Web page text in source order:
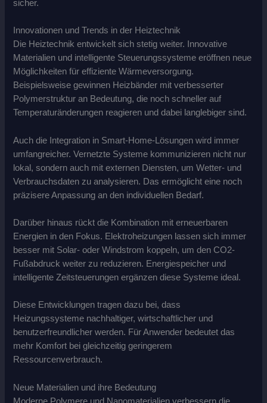
sicher.
Innovationen und Trends in der Heiztechnik
Die Heiztechnik entwickelt sich stetig weiter. Innovative
Materialien und intelligente Steuerungssysteme eröffnen neue
Möglichkeiten für effiziente Wärmeversorgung.
Beispielsweise gewinnen Heizbänder mit verbesserter
Polymerstruktur an Bedeutung, die noch schneller auf
Temperaturänderungen reagieren und dabei langlebiger sind.
Auch die Integration in Smart-Home-Lösungen wird immer
umfangreicher. Vernetzte Systeme kommunizieren nicht nur
lokal, sondern auch mit externen Diensten, um Wetter- und
Verbrauchsdaten zu analysieren. Das ermöglicht eine noch
präzisere Anpassung an den individuellen Bedarf.
Darüber hinaus rückt die Kombination mit erneuerbaren
Energien in den Fokus. Elektroheizungen lassen sich immer
besser mit Solar- oder Windstrom koppeln, um den CO2-
Fußabdruck weiter zu reduzieren. Energiespeicher und
intelligente Zeitsteuerungen ergänzen diese Systeme ideal.
Diese Entwicklungen tragen dazu bei, dass
Heizungssysteme nachhaltiger, wirtschaftlicher und
benutzerfreundlicher werden. Für Anwender bedeutet das
mehr Komfort bei gleichzeitig geringerem
Ressourcenverbrauch.
Neue Materialien und ihre Bedeutung
Moderne Polymere und Nanomaterialien verbessern die